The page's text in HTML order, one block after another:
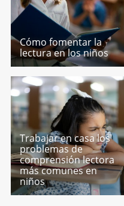
Cómo fomentar la
lectura en los niños
Trabajar en casa los
problemas de
comprensión lectora
más comunes en
niños